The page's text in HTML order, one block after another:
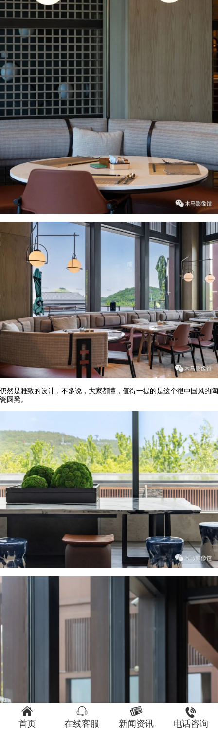
仍然是雅致的设计，不多说，大家都懂，值得一提的是这个很中国风的陶
瓷圆凳。

首页

在线客服

新闻资讯

电话咨询